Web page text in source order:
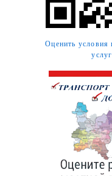
Оценить условия